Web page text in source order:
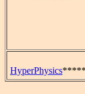
HyperPhysics*****